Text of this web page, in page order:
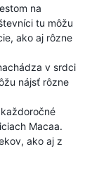
na
tu môžu
ako aj rôzne
v srdci
nájsť rôzne
Macaa.
ako aj z